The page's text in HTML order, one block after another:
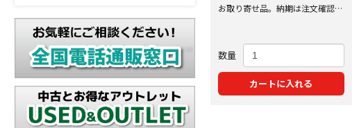
お取り寄せ品。納期は注文確認後
数量
カートに入れる